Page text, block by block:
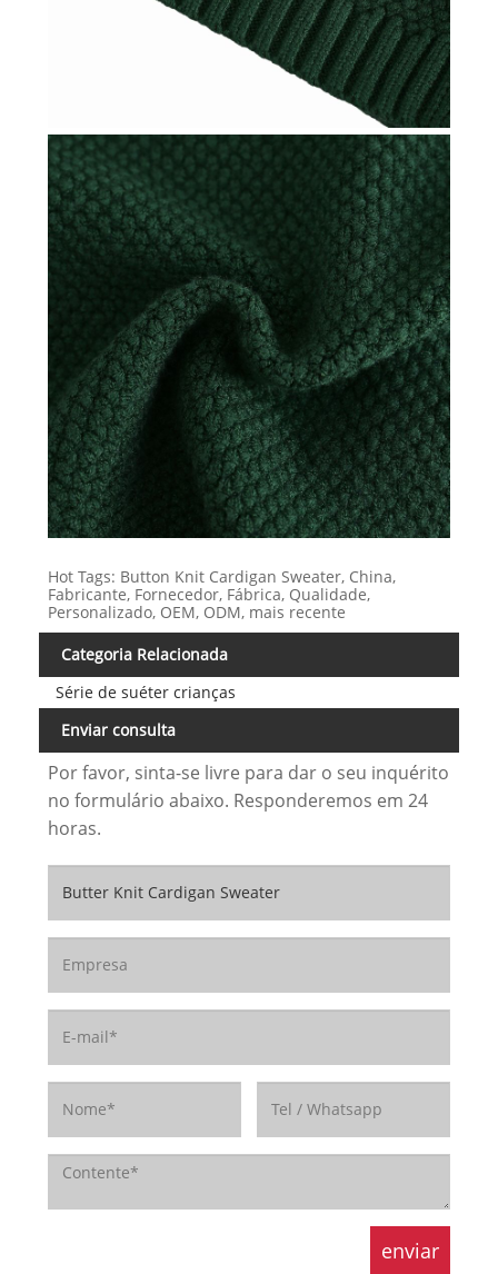
Hot Tags: Button Knit Cardigan Sweater, China,
Fabricante, Fornecedor, Fábrica, Qualidade,
Personalizado, OEM, ODM, mais recente
Categoria Relacionada
Série de suéter crianças
Enviar consulta
Por favor, sinta-se livre para dar o seu inquérito
no formulário abaixo. Responderemos em 24
horas.